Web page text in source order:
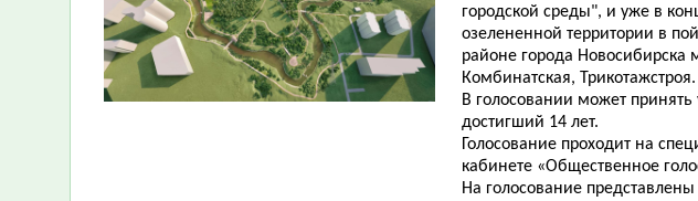
городской среды", и уже в
озелененной территории в
районе города
Комбинатская, Трикотажстроя.
В голосовании может
достигший 14 лет.
Голосование проходит на
кабинете «Общественное
На голосование